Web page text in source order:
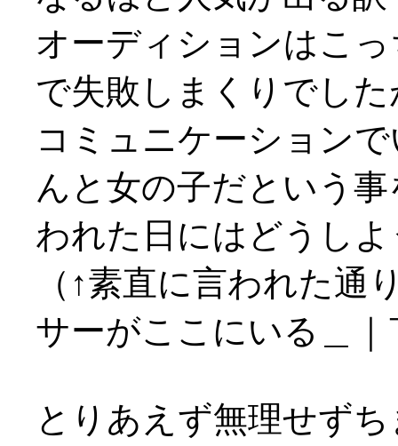
オーディションはこ
で失敗しまくりでし
コミュニケーション
んと女の子だという
われた日にはどうし
（↑素直に言われた通
サーがここにいる＿｜
とりあえず無理せず